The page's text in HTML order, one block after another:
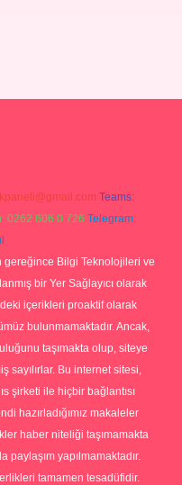
Teams:
0262 606 0 726 Telegram:
gereğince Bilgi Teknolojileri ve
bir Yer Sağlayıcı olarak
içerikleri proaktif olarak
bulunmamaktadır. Ancak,
taşımakta olup, siteye
sayılırlar. Bu internet sitesi,
şirketi ile hiçbir bağlantısı
hazırladığımız makaleler
haber niteliği taşımamakta
paylaşım yapılmamaktadır.
tamamen tesadüfidir.